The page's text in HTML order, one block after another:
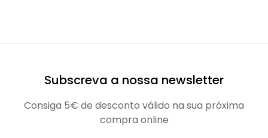
Subscreva a nossa newsletter
Consiga 5€ de desconto válido na sua próxima
compra online